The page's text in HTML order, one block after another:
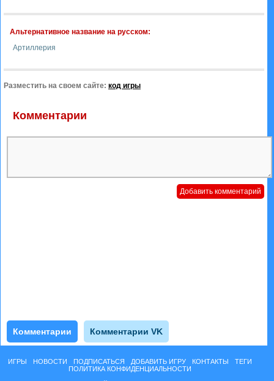
Альтернативное название на русском:
Артиллерия
Разместить на своем сайте: код игры
Комментарии
Комментарии Комментарии VK
ИГРЫ НОВОСТИ ПОДПИСАТЬСЯ ДОБАВИТЬ ИГРУ КОНТАКТЫ
ТЕГИ
ПОЛИТИКА КОНФИДЕНЦИАЛЬНОСТИ